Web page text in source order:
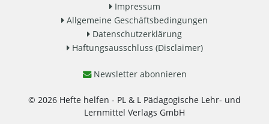
Impressum
Allgemeine Geschäftsbedingungen
Datenschutzerklärung
Haftungsausschluss (Disclaimer)
Newsletter abonnieren
© 2026 Hefte helfen - PL & L Pädagogische Lehr- und
Lernmittel Verlags GmbH